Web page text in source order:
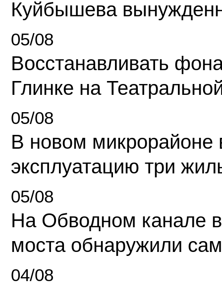
Куйбышева
05/08
Восстанавливать
Глинке на
05/08
В новом микрорайоне
эксплуатацию три
05/08
На Обводном канале
моста обнаружили
04/08